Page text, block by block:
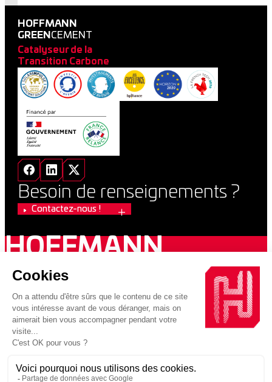
HOFFMANN
GREEN CEMENT
Catalyseur de la
Transition Carbone
Besoin de renseignements ?
Contactez-nous !
HOFFMANN
GREEN
CEMENT
2026 VUPAR / Copyright 2026 Hoffmann Green Cement
Technologies
MENTIONS LÉGALESPOLITIQUE DE CONFIDENTIALITÉ
Une entreprise au sein d’un groupe engagé pour la construction